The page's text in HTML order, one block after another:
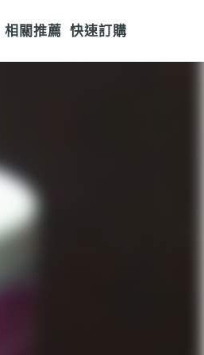
相關推薦 快速訂購